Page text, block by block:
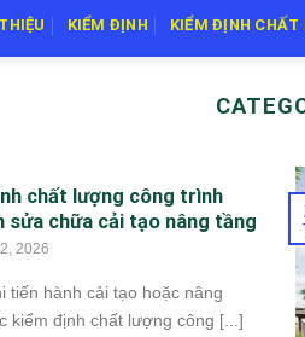
KIỂM ĐỊNH KIỂM ĐỊNH CHẤT
chất lượng công trình
sửa chữa cải tạo nâng tầng
2026
tiến hành cải tạo hoặc nâng
kiểm định chất lượng công [...]